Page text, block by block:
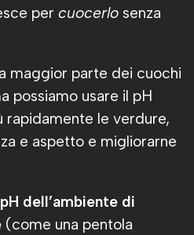
per cuocerlo senza
maggior parte dei cuochi
possiamo usare il pH
rapidamente le verdure,
e aspetto e migliorarne
dell’ambiente di
(come una pentola